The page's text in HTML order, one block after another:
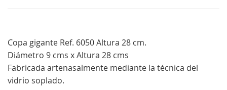
Copa gigante Ref. 6050 Altura 28 cm.
Diámetro 9 cms x Altura 28 cms
Fabricada artenasalmente mediante la técnica del
vidrio soplado.